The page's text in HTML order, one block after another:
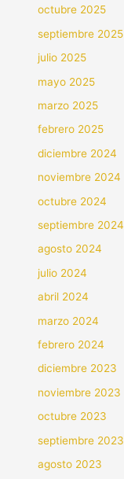
octubre 2025
septiembre 2025
julio 2025
mayo 2025
marzo 2025
febrero 2025
diciembre 2024
noviembre 2024
octubre 2024
septiembre 2024
agosto 2024
julio 2024
abril 2024
marzo 2024
febrero 2024
diciembre 2023
noviembre 2023
octubre 2023
septiembre 2023
agosto 2023